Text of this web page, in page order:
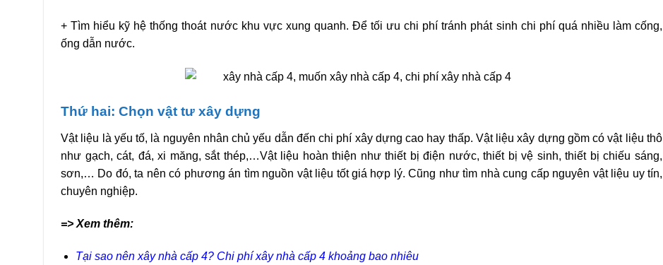
+ Tìm hiểu kỹ hệ thống thoát nước khu vực xung quanh. Để tối ưu chi phí tránh phát sinh chi phí quá nhiều làm cống,
ống dẫn nước.
Thứ hai: Chọn vật tư xây dựng
Vật liệu là yếu tố, là nguyên nhân chủ yếu dẫn đến chi phí xây dựng cao hay thấp. Vật liệu xây dựng gồm có vật liệu thô
như gạch, cát, đá, xi măng, sắt thép,…Vật liệu hoàn thiện như thiết bị điện nước, thiết bị vệ sinh, thiết bị chiếu sáng,
sơn,… Do đó, ta nên có phương án tìm nguồn vật liệu tốt giá hợp lý. Cũng như tìm nhà cung cấp nguyên vật liệu uy tín,
chuyên nghiệp.
=> Xem thêm:
Tại sao nên xây nhà cấp 4? Chi phí xây nhà cấp 4 khoảng bao nhiêu